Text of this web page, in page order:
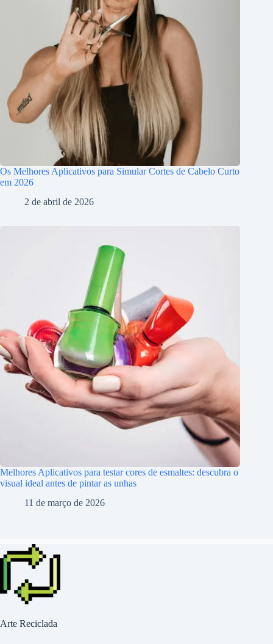
Os Melhores Aplicativos para Simular Cortes de Cabelo Curto
em 2026
2 de abril de 2026
Melhores Aplicativos para testar cores de esmaltes: descubra o
visual ideal antes de pintar as unhas
11 de março de 2026
Arte Reciclada